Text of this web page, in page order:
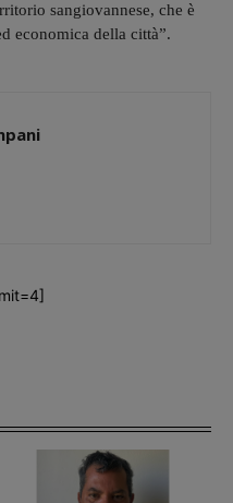
sangiovannese, che è
economica della città”.